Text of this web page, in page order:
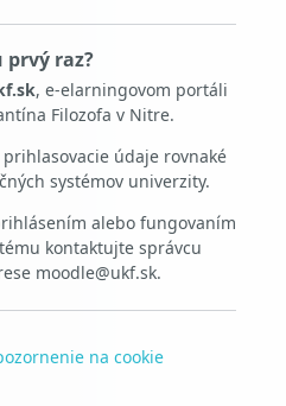
prvý raz?
, e-elarningovom portáli
Filozofa v Nitre.
údaje rovnaké
systémov univerzity.
alebo fungovaním
kontaktujte správcu
moodle@ukf.sk.
na cookie